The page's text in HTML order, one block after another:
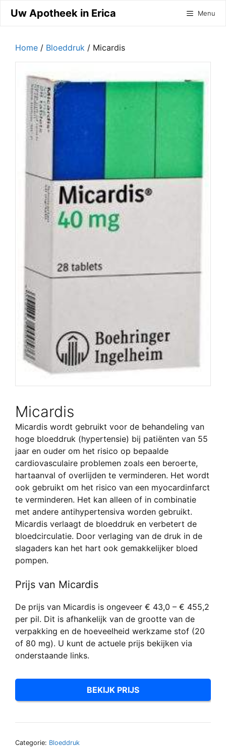
naar
inhoud
Uw Apotheek in Erica Menu
Home / Bloeddruk / Micardis
Micardis
Micardis wordt gebruikt voor de behandeling van
hoge bloeddruk (hypertensie) bij patiënten van 55
jaar en ouder om het risico op bepaalde
cardiovasculaire problemen zoals een beroerte,
hartaanval of overlijden te verminderen. Het wordt
ook gebruikt om het risico van een myocardinfarct
te verminderen. Het kan alleen of in combinatie
met andere antihypertensiva worden gebruikt.
Micardis verlaagt de bloeddruk en verbetert de
bloedcirculatie. Door verlaging van de druk in de
slagaders kan het hart ook gemakkelijker bloed
pompen.
Prijs van Micardis
De prijs van Micardis is ongeveer € 43,0 – € 455,2
per pil. Dit is afhankelijk van de grootte van de
verpakking en de hoeveelheid werkzame stof (20
of 80 mg). U kunt de actuele prijs bekijken via
onderstaande links.
BEKIJK PRIJS
Categorie: Bloeddruk